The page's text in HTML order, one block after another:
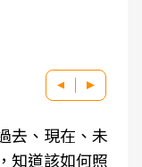
去、現在、未
知道該如何照